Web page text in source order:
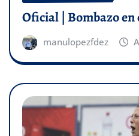
Oficial | Bombazo en
manulopezfdez